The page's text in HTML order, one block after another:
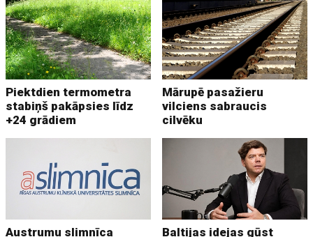
Piektdien termometra
stabiņš pakāpsies līdz
+24 grādiem
Mārupē pasažieru
vilciens sabraucis
cilvēku
Austrumu slimnīca Baltijas idejas gūst